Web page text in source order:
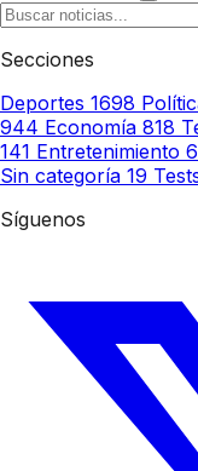
Secciones
Deportes 1698
944 Economía 818
141 Entretenimiento
Sin categoría 19
Síguenos